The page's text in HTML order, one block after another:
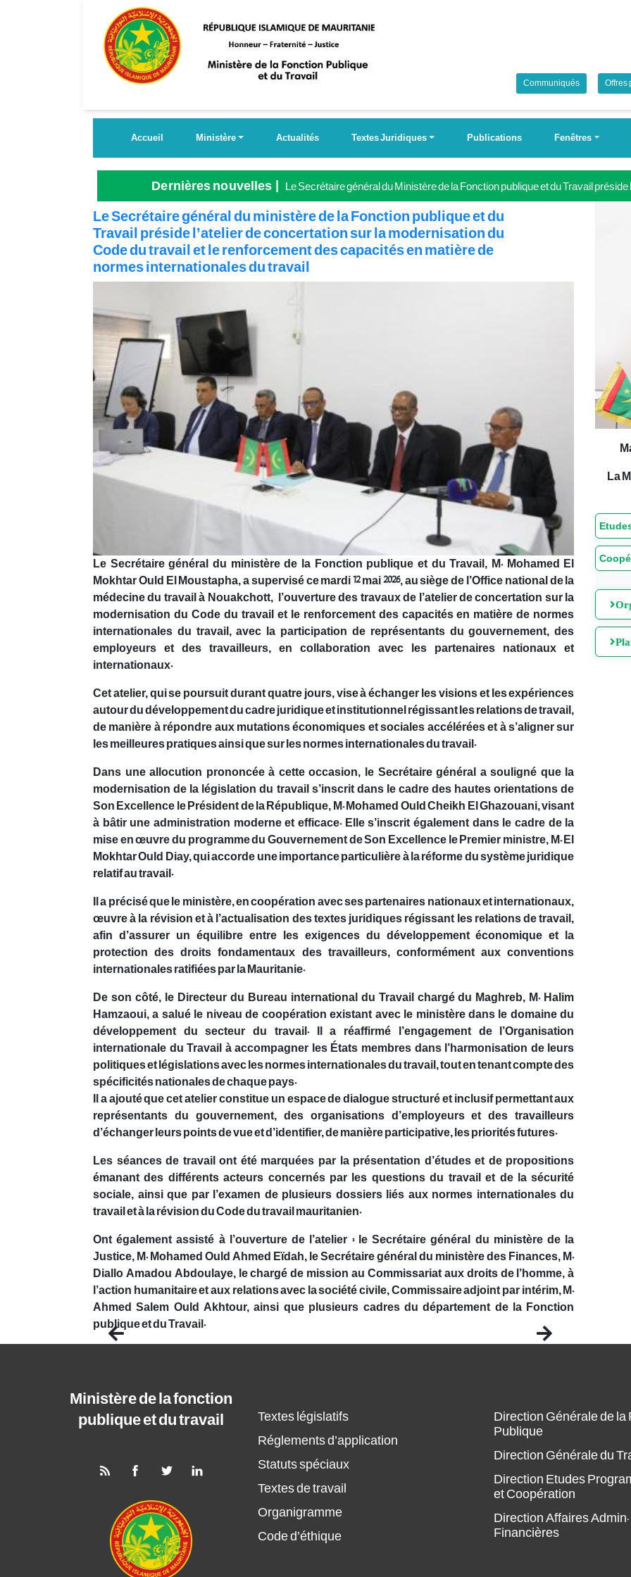
Communiqués Offres
Accueil Ministère Actualités Textes Juridiques Publications Fenêtres
Dernières nouvelles
Le Secrétaire général du Ministère de la Fonction publique et du Travail
Le Secrétaire général du ministère de la Fonction publique et du
Travail préside l’atelier de concertation sur la modernisation du
Code du travail et le renforcement des capacités en matière de
normes internationales du travail
Le Secrétaire général du ministère de la Fonction publique et du Travail, M. Mohamed El
Mokhtar Ould El Moustapha, a supervisé ce mardi 12 mai 2026, au siège de l’Office national de la
médecine du travail à Nouakchott, l’ouverture des travaux de l’atelier de concertation sur la
modernisation du Code du travail et le renforcement des capacités en matière de normes
internationales du travail, avec la participation de représentants du gouvernement, des
employeurs et des travailleurs, en collaboration avec les partenaires nationaux et
internationaux.
Cet atelier, qui se poursuit durant quatre jours, vise à échanger les visions et les expériences
autour du développement du cadre juridique et institutionnel régissant les relations de travail,
de manière à répondre aux mutations économiques et sociales accélérées et à s’aligner sur
les meilleures pratiques ainsi que sur les normes internationales du travail.
Dans une allocution prononcée à cette occasion, le Secrétaire général a souligné que la
modernisation de la législation du travail s’inscrit dans le cadre des hautes orientations de
Son Excellence le Président de la République, M. Mohamed Ould Cheikh El Ghazouani, visant
à bâtir une administration moderne et efficace. Elle s’inscrit également dans le cadre de la
mise en œuvre du programme du Gouvernement de Son Excellence le Premier ministre, M. El
Mokhtar Ould Diay, qui accorde une importance particulière à la réforme du système juridique
relatif au travail.
Il a précisé que le ministère, en coopération avec ses partenaires nationaux et internationaux,
œuvre à la révision et à l’actualisation des textes juridiques régissant les relations de travail,
afin d’assurer un équilibre entre les exigences du développement économique et la
protection des droits fondamentaux des travailleurs, conformément aux conventions
internationales ratifiées par la Mauritanie.
De son côté, le Directeur du Bureau international du Travail chargé du Maghreb, M. Halim
Hamzaoui, a salué le niveau de coopération existant avec le ministère dans le domaine du
développement du secteur du travail. Il a réaffirmé l’engagement de l’Organisation
internationale du Travail à accompagner les États membres dans l’harmonisation de leurs
politiques et législations avec les normes internationales du travail, tout en tenant compte des
spécificités nationales de chaque pays.
Il a ajouté que cet atelier constitue un espace de dialogue structuré et inclusif permettant aux
représentants du gouvernement, des organisations d’employeurs et des travailleurs
d’échanger leurs points de vue et d’identifier, de manière participative, les priorités futures.
Les séances de travail ont été marquées par la présentation d’études et de propositions
émanant des différents acteurs concernés par les questions du travail et de la sécurité
sociale, ainsi que par l’examen de plusieurs dossiers liés aux normes internationales du
travail et à la révision du Code du travail mauritanien.
Ont également assisté à l’ouverture de l’atelier : le Secrétaire général du ministère de la
Justice, M. Mohamed Ould Ahmed Eïdah, le Secrétaire général du ministère des Finances, M.
Diallo Amadou Abdoulaye, le chargé de mission au Commissariat aux droits de l’homme, à
l’action humanitaire et aux relations avec la société civile, Commissaire adjoint par intérim, M.
Ahmed Salem Ould Akhtour, ainsi que plusieurs cadres du département de la Fonction
publique et du Travail.
Previous Next
La
Ministère de la fonction
publique et du travail
Textes législatifs
Réglements d’application
Statuts spéciaux
Textes de travail
Organigramme
Code d’éthique
Direction Générale de la
Publique
Direction Générale du
Direction Etudes
et Coopération
Direction Affaires Admin.
Financières